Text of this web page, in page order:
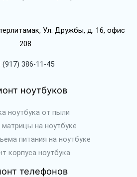
Ул. Дружбы, д. 16, офис
208
(917) 386-11-45
ноутбуков
ноутбука от пыли
на ноутбуке
питания на ноутбуке
корпуса ноутбука
телефонов